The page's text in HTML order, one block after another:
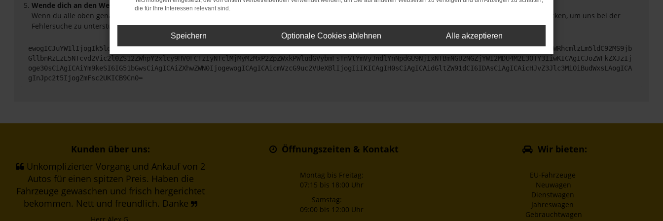
Wende dich an den Webseitenbetreiber.
Wenn du alle oben genannten Schritte versucht hast, kontaktiere uns bitte. Wir werden versuchen, das Problem zu beheben. Du kannst uns diesen Text schicken, um uns bei der
Fehlersuche zu unterstützen:
ewogICJuYW1lIjogIk5ldHdvcmtFcnJvciIsCiAgImNvbmZpZyI6IHsKICAgICJtZXRob2QiOiAiR0VUIiwKICAgICJ1cmwiOiAiaHR0cHM6Ly9hcGkueC5ha3MtcHJvZC5hdWRhcmlzLm5ldC92MS9jb
GllbnRzLzE5NTcvd2Vic2l0ZS12ZWhpY2xlcy9HV0FCTzIyNTclMjMyMzMxP2ZpZWxkPWludGVybmFsTnVtYmVyJndlYnNpdGU9NjIxNTBmNGU2NGZjYWI2MDU4M2E3OTY3IiwKICAgICJoZWFkZXJzIj
oge30sCiAgICAiYm9keSI6IG51bGwsCiAgICAiZXhwZWN0IjogewogICAgICAicmVzcG9uc2VUeXBlIjogIiIKICAgIH0sCiAgICAidGltZW91dCI6IDAsCiAgICAicHJvZ3Jlc3MiOiBudWxsLAogICA
gInJpc2t5IjogZmFsc2UKICB9Cn0=
Kunden über uns:
Unkomplizierter Vorgang und Ankauf von 2
Autos für einen spitzen Preis. Haben die
Fahrzeuge gewaschen und frisch hergerichtet
bekommen. Nett und freundlich. Danke
Öffnungszeiten & Kontakt
Montag bis Freitag:
07:15 bis 18:00 Uhr
Samstag:
09:00 bis 12:00 Uhr
Wir bieten:
EU-Fahrzeuge
Neuwagen
Dienstwagen
Jahreswagen
Gebrauchtwagen
die für Ihre Interessen relevant sind.
Speichern Optionale Cookies ablehnen Alle akzeptieren